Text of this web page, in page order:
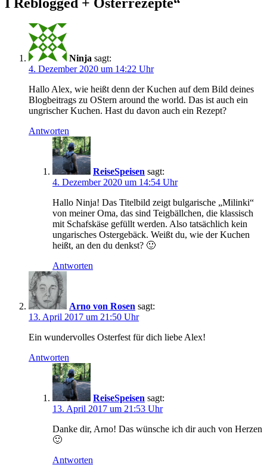
Ninja sagt:
4. Dezember 2020 um 14:22 Uhr
Hallo Alex, wie heißt denn der Kuchen auf dem Bild deines
Blogbeitrags zu OStern around the world. Das ist auch ein
ungrischer Kuchen. Hast du davon auch ein Rezept?
Antworten
ReiseSpeisen sagt:
4. Dezember 2020 um 14:54 Uhr
Hallo Ninja! Das Titelbild zeigt bulgarische „Milinki“
von meiner Oma, das sind Teigbällchen, die klassisch
mit Schafskäse gefüllt werden. Also tatsächlich kein
ungarisches Ostergebäck. Weißt du, wie der Kuchen
heißt, an den du denkst? 🙂
Antworten
Arno von Rosen sagt:
13. April 2017 um 21:50 Uhr
Ein wundervolles Osterfest für dich liebe Alex!
Antworten
ReiseSpeisen sagt:
13. April 2017 um 21:53 Uhr
Danke dir, Arno! Das wünsche ich dir auch von Herzen
🙂
Antworten